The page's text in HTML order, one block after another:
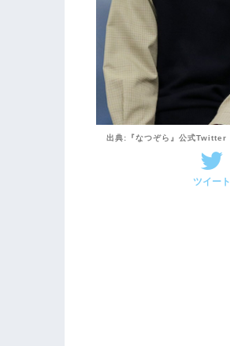
出典:『なつぞら』公式Twitter
ツイート